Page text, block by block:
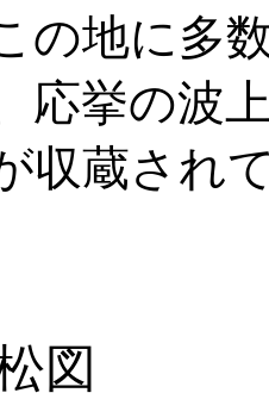
の地に多
応挙の波
収蔵され
図